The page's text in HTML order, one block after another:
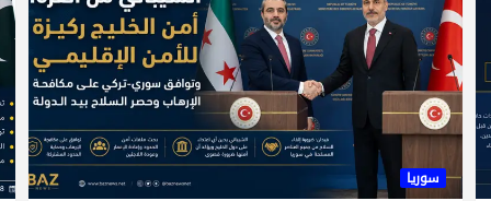
سوريا